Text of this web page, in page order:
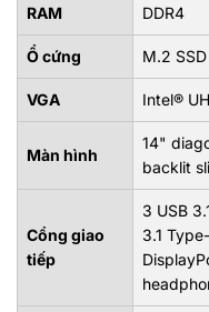
RAM DDR4
Ổ cứng M.2 SSD
VGA Intel®
Màn hình
14"
backlit
Cổng giao
tiếp
3 USB
3.1